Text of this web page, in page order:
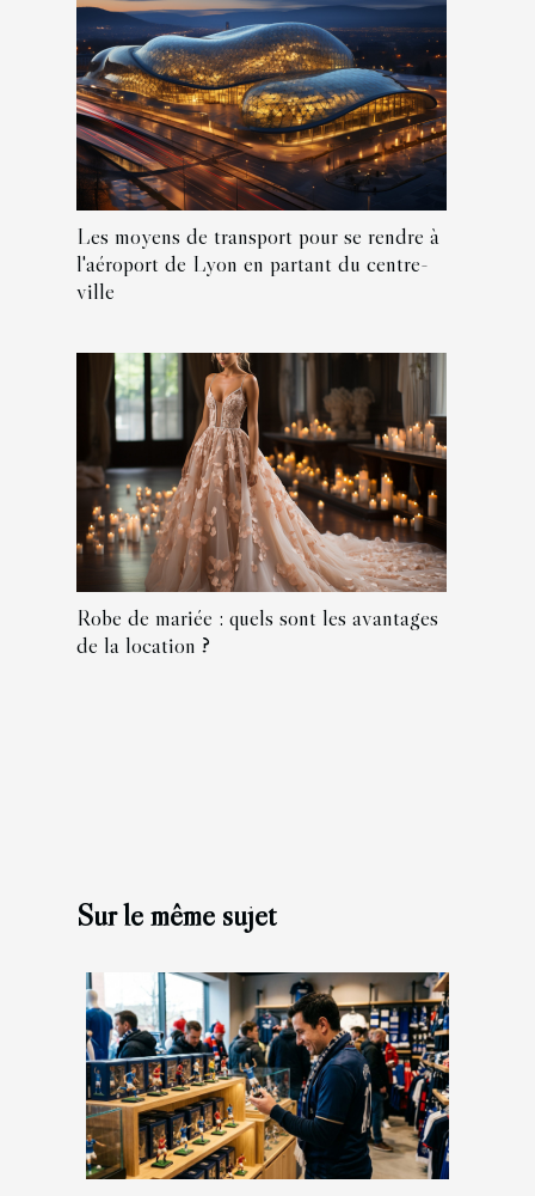
Les moyens de transport pour se rendre à
l'aéroport de Lyon en partant du centre-
ville
Robe de mariée : quels sont les avantages
de la location ?
Sur le même sujet